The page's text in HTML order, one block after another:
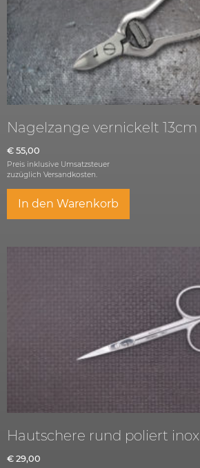
Nagelzange vernickelt 13cm
€ 55,00
Preis inklusive Umsatzsteuer
zuzüglich Versandkosten.
In den Warenkorb
Hautschere rund poliert inox
€ 29,00